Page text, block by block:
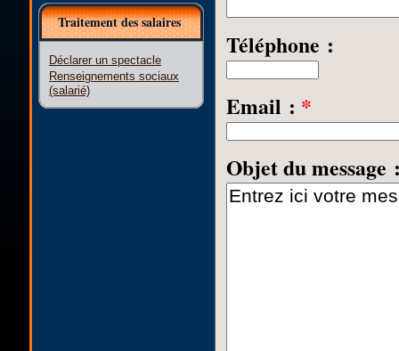
Traitement des salaires
Déclarer un spectacle
Renseignements sociaux
(salarié)
Téléphone :
Email : *
Objet du